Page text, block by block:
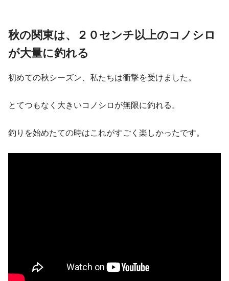
秋の関東は、２０センチ以上のコノシロ
が大量に釣れる
初めての秋シーズン、私たちは衝撃を受けました。
とてつもなく大きいコノシロが無限に釣れる。
釣りを始めたての時はこれがすごく楽しかったです。